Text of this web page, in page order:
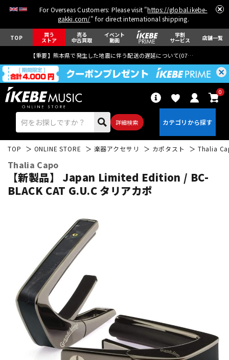
For Overseas Customers: Please visit "https://global.ikebe-
gakki.com/" for direct international shipping.
TOP 買う
ストア
売る
中古買取
イベント
動画
学割
サービス 店舗一覧
【重要】熊本県で発生した地震に伴う配送の遅延について(07月29日
詳細検索
0
ベース
ドラム
キーボード
管楽器 その他楽器
TOP ONLINE STORE 楽器アクセサリ カポタスト Thalia
Thalia Capo
【新製品】 Japan Limited Edition / BC-
BLACK CAT G.U.C タリアカポ